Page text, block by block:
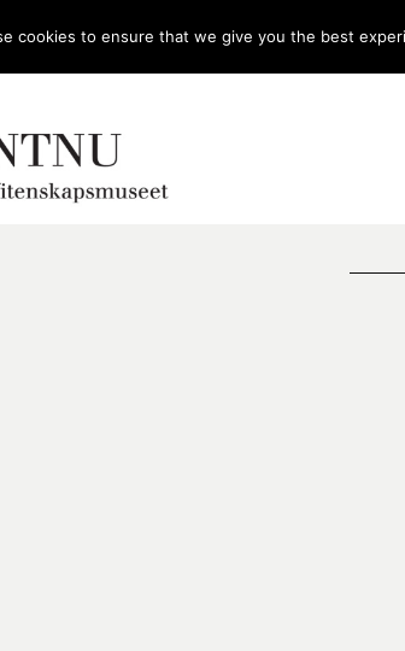
cookies to ensure that we give you the best